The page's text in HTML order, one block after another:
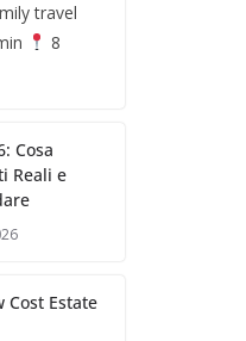
travel
8
Cosa
Reali e
Cost Estate